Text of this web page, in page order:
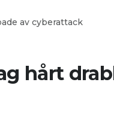
av cyberattack
hårt